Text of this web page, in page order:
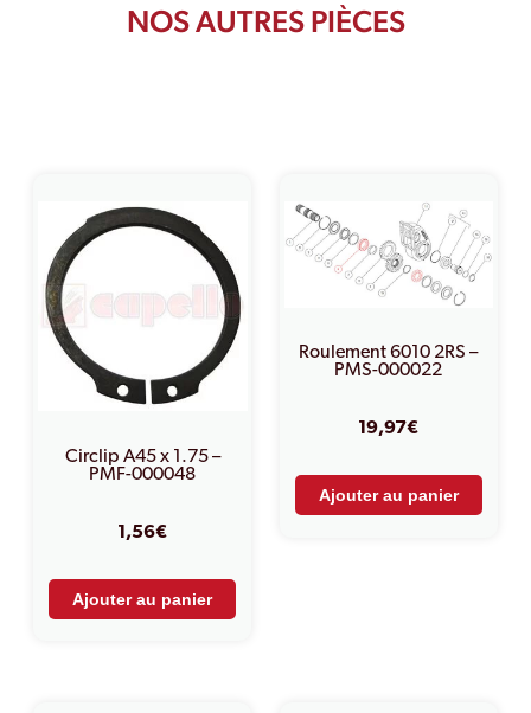
NOS AUTRES PIÈCES
Circlip A45 x 1.75 –
PMF-000048
1,56€
Ajouter au panier
Roulement 6010 2RS –
PMS-000022
19,97€
Ajouter au panier